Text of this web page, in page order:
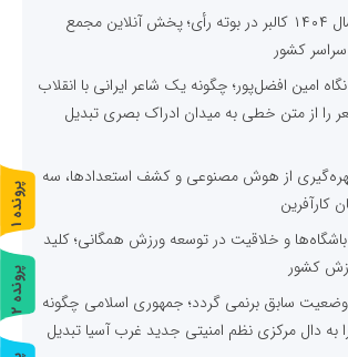
صورت‌های مالی سال ۱۴۰۴ کالبر در بوته رأی؛ پخش آنلاین مجمع
کشور
امین افضل‌پور؛ چگونه یک شاعر ایرانی با انقلاب
را از متن خطی به میدان ادراک بصری تبدیل
از هوش مصنوعی و کشف استعدادها، سه
کارآفرین
باشگاه‌ها و خلاقیت در توسعه ورزش همگانی؛ کلید
کشور
وضعیت سابق برنمی گردد؛ جمهوری اسلامی چگونه
به دال مرکزی نظم امنیتی جدید غرب آسیا تبدیل
پ
ر
و
ن
د
ه
1
پ
ر
و
ن
د
ه
2